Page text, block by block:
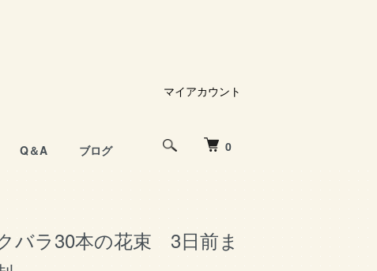
0
Q＆A ブログ
マイアカウント
バラ30本の花束 3日前ま